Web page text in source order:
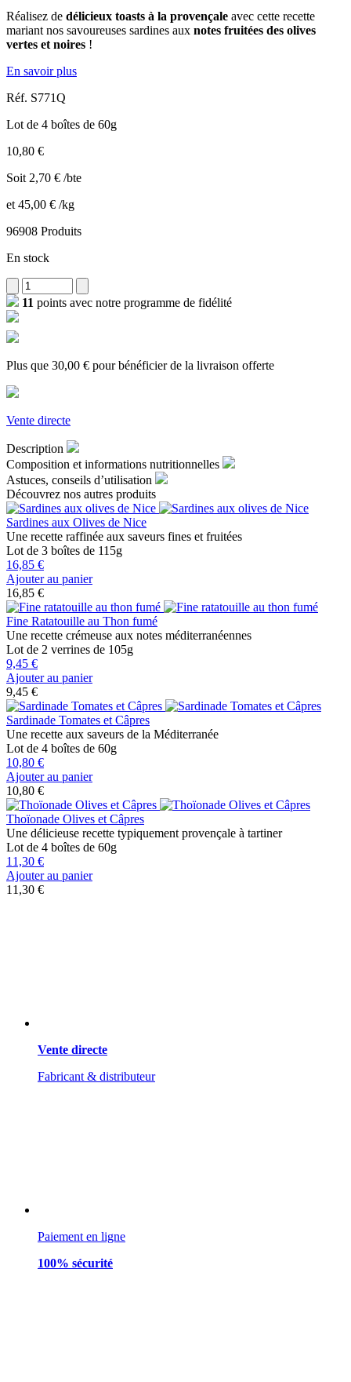
Réalisez de délicieux toasts à la provençale avec cette recette
mariant nos savoureuses sardines aux notes fruitées des olives
vertes et noires !
En savoir plus
Réf. S771Q
Lot de 4 boîtes de 60g
10,80 €
Soit 2,70 € /bte
et 45,00 € /kg
96908 Produits
En stock
11 points avec notre programme de fidélité
Plus que 30,00 € pour bénéficier de la livraison offerte
Vente directe
Description
Composition et informations nutritionnelles
Astuces, conseils d’utilisation
Découvrez nos autres produits
Sardines aux Olives de Nice
Une recette raffinée aux saveurs fines et fruitées
Lot de 3 boîtes de 115g
16,85 €
Ajouter au panier
16,85 €
Fine Ratatouille au Thon fumé
Une recette crémeuse aux notes méditerranéennes
Lot de 2 verrines de 105g
9,45 €
Ajouter au panier
9,45 €
Sardinade Tomates et Câpres
Une recette aux saveurs de la Méditerranée
Lot de 4 boîtes de 60g
10,80 €
Ajouter au panier
10,80 €
Thoïonade Olives et Câpres
Une délicieuse recette typiquement provençale à tartiner
Lot de 4 boîtes de 60g
11,30 €
Ajouter au panier
11,30 €
Vente directe
Fabricant & distributeur
Paiement en ligne
100% sécurité